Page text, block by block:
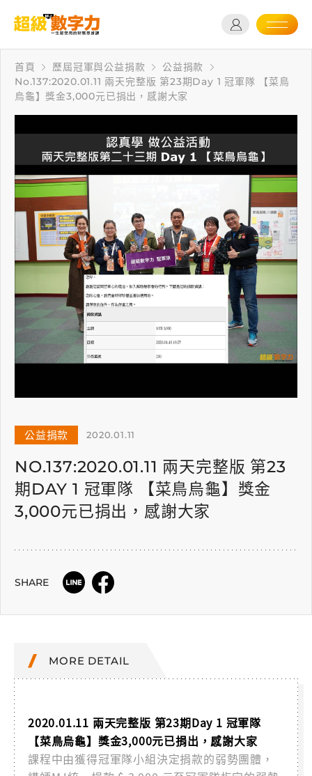
首頁 歷屆冠軍與公益捐款
公益捐款
No.137:2020.01.11 兩天完整版 第23期Day 1 冠軍隊 【菜鳥
烏龜】獎金3,000元已捐出，感謝大家
公益捐款 2020.01.11
NO.137:2020.01.11 兩天完整版 第23
期DAY 1 冠軍隊 【菜鳥烏龜】獎金
3,000元已捐出，感謝大家
SHARE
MORE DETAIL
2020.01.11 兩天完整版 第23期Day 1 冠軍隊
【菜鳥烏龜】獎金3,000元已捐出，感謝大家
課程中由獲得冠軍隊小組決定捐款的弱勢團體，